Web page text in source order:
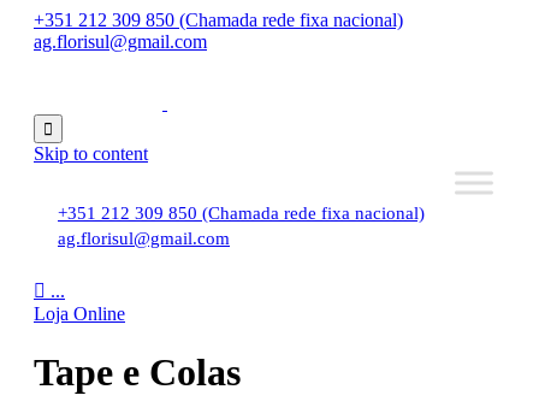
+351 212 309 850 (Chamada rede fixa nacional)
ag.florisul@gmail.com

Skip to content
+351 212 309 850 (Chamada rede fixa nacional)
ag.florisul@gmail.com
 ...
Loja Online
Tape e Colas